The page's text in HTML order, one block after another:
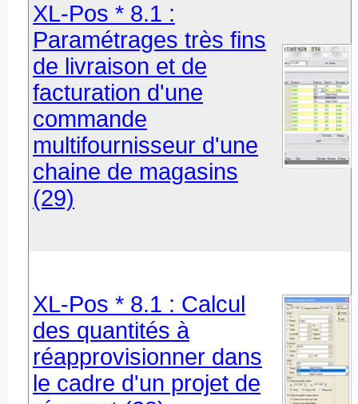
XL-Pos * 8.1 :
Paramétrages très fins
de livraison et de
facturation d'une
commande
multifournisseur d'une
chaine de magasins
(29)
XL-Pos * 8.1 : Calcul
des quantités à
réapprovisionner dans
le cadre d'un projet de